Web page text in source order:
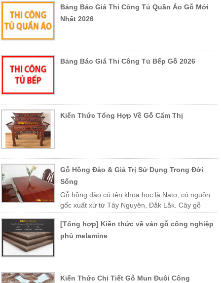
từng đường nét, hoa văn và màu sắc, mang đến vẻ đẹp sang
trọng và đẳng cấp cho không gian sống.
sử dụng vật liệu kém chất lượng. Mỗi sản phẩm đều được làm
từ gỗ tự nhiên chọn lọc, đảm bảo an toàn cho sức khỏe và
thân thiện với môi trường.
Nội Thất Đồ Gỗ Việt: Trải Nghiệm Mua Sắm Nội Thất Đẳng
Cấp Trong Không Gian Rộng Lớn 1000m2
Bước vào thế giới nội thất gỗ tự nhiên cao cấp tại hệ thống
Bảng Báo Giá Thi Công Tủ Quần Áo Gỗ Mới
Nhất 2026
Bảng Báo Giá Thi Công Tủ Bếp Gỗ 2026
Kiến Thức Tổng Hợp Về Gỗ Cẩm Thị
Gỗ Hồng Đào & Giá Trị Sử Dụng Trong Đời
Sống
Gỗ hồng đào có tên khoa học là Nato, có nguồn
gốc xuất xứ từ Tây Nguyên, Đắk Lắk. Cây gỗ
được trồng nhiều ở các vùng miền Trung Việt Nam như Khánh Hòa,
Phú Yên, Lào, Campuchia…[Tổng hợp] Kiến thức về ván gỗ công nghiệp
phủ melamine
Kiến Thức Chi Tiết Gỗ Mun Đuôi Công